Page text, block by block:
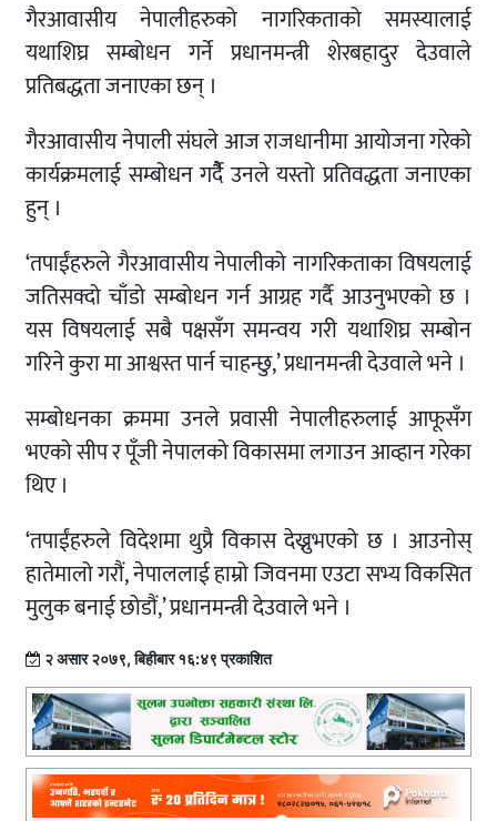
गैरआवासीय नेपालीहरुको नागरिकताको समस्यालाई
यथाशिघ्र सम्बोधन गर्ने प्रधानमन्त्री शेरबहादुर देउवाले
प्रतिबद्धता जनाएका छन् ।
गैरआवासीय नेपाली संघले आज राजधानीमा आयोजना गरेको
कार्यक्रमलाई सम्बोधन गर्दैै उनले यस्तो प्रतिवद्धता जनाएका
हुन् ।
‘तपाईंहरुले गैरआवासीय नेपालीको नागरिकताका विषयलाई
जतिसक्दो चाँडो सम्बोधन गर्न आग्रह गर्दै आउनुभएको छ ।
यस विषयलाई सबै पक्षसँग समन्वय गरी यथाशिघ्र सम्बोन
गरिने कुरा मा आश्वस्त पार्न चाहन्छु,’ प्रधानमन्त्री देउवाले भने ।
सम्बोधनका क्रममा उनले प्रवासी नेपालीहरुलाई आफूसँग
भएको सीप र पूँजी नेपालको विकासमा लगाउन आव्हान गरेका
थिए ।
‘तपाईंहरुले विदेशमा थुप्रै विकास देख्नुभएको छ । आउनोस्
हातेमालो गरौं, नेपाललाई हाम्रो जिवनमा एउटा सभ्य विकसित
मुलुक बनाई छोडौं,’ प्रधानमन्त्री देउवाले भने ।
२ असार २०७९, बिहीबार १६:४९ प्रकाशित